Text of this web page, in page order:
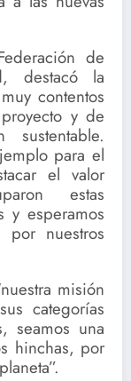
de
destacó la
contentos
y de
para el
el valor
estas
y esperamos
nuestros
misión
categorías
seamos una
hinchas, por